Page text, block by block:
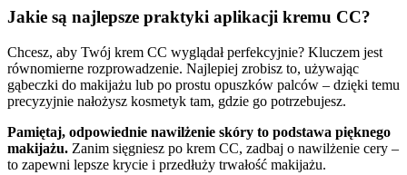
Jakie są najlepsze praktyki aplikacji kremu CC?
Chcesz, aby Twój krem CC wyglądał perfekcyjnie? Kluczem jest
równomierne rozprowadzenie. Najlepiej zrobisz to, używając
gąbeczki do makijażu lub po prostu opuszków palców – dzięki temu
precyzyjnie nałożysz kosmetyk tam, gdzie go potrzebujesz.
Pamiętaj, odpowiednie nawilżenie skóry to podstawa pięknego
makijażu. Zanim sięgniesz po krem CC, zadbaj o nawilżenie cery –
to zapewni lepsze krycie i przedłuży trwałość makijażu.